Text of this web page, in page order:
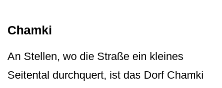
Chamki
An Stellen, wo die Straße ein kleines
Seitental durchquert, ist das Dorf Chamki